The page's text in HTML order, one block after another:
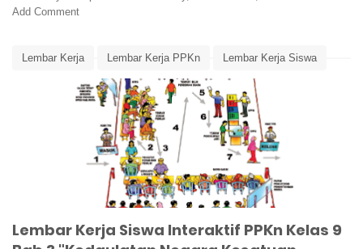
Add Comment
Lembar Kerja Lembar Kerja PPKn Lembar Kerja Siswa
Lembar Kerja Siswa Interaktif Media Pembelajaran
Perkembangan Sistem Pemerintahan PPKn
PPKn Kelas 9 Bab 3
Lembar Kerja Siswa Interaktif PPKn Kelas 9